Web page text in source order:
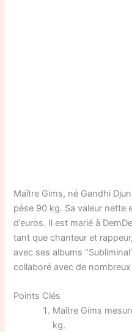
Maître Gims, né Gandhi
pèse 90 kg. Sa valeur nette
d’euros. Il est marié à
tant que chanteur et
avec ses albums
collaboré avec de
Points Clés
Maître Gims
kg.